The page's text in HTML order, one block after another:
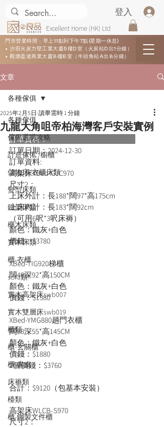
Excellent Home (HK) Ltd
登入
門市營業時間：早上11點到下午7點(星期一休息)
• 沙田火炭力堅工業大廈5樓D室（火炭站D出1分鐘）
• 觀塘盈達商業大廈8樓B室（牛頭角站A出8分鐘）
文章
各種傢俱
傢俬選購攻略
訂造傢俬 /櫥櫃
儲物床/衣櫃床類
變型床類
鐵架床類
櫸木床類
實木床類
櫃-衣櫃
sofa類
實木高架床swb007
實木雙層床swb019
櫃類
櫃-玄關櫃
櫃-書桌
床褥類
檯類
櫃-鋼製文件櫃
各種傢俱
九龍大角咀帝柏海灣客戶安裝實例
2025年2月5日 讀畢需時 1 分鐘
訂單資料：
訂單日期：2024-12-30
訂單資料:
高架床XBed-GJC970
尺寸2：
上床外計：長188*闊97*高175cm
上床內計：長183*闊92cm
（可用6呎*3呎床褥）
顏色：鐵灰+白色
價錢：$3780
XBed-TIG920梯櫃
闊40深92*高150CM
顏色：鐵灰+白色
價錢：$1580
XBed-YMG880趟門衣櫃
闊88深55*高145CM
顏色：鐵灰+白色
價錢：$1880
2個價錢：$3760
合計：$9120（包基本安裝）
高架床WLCB-S970
尺寸2：